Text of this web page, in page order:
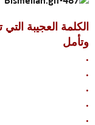
الكلمة العجيبة
وتأمل
.
.
.
.
.